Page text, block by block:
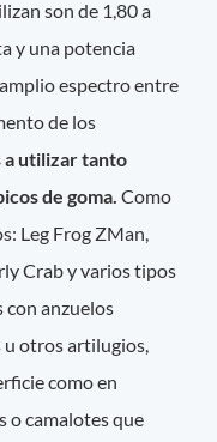
son de 1,80 a
y una potencia
espectro entre
de los
a utilizar tanto
de goma. Como
Leg Frog ZMan,
Crab y varios tipos
con anzuelos
otros artilugios,
como en
o camalotes que